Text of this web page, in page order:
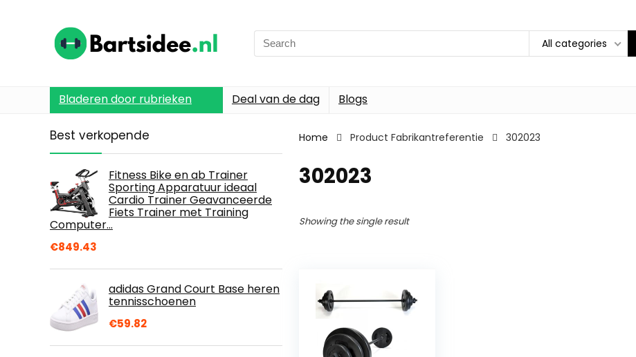
Search
for:
All categories
Bladeren door rubrieken Deal van de dag Blogs
Best verkopende
Fitness Bike en ab Trainer
Sporting Apparatuur ideaal
Cardio Trainer Geavanceerde
Fiets Trainer met Training
Computer…
€849.43
adidas Grand Court Base heren
tennisschoenen
€59.82
Home Product Fabrikantreferentie 302023
302023
Showing the single result